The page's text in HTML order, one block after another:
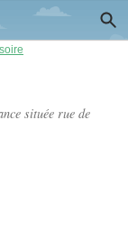
située rue de